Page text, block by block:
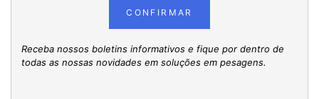
CONFIRMAR
Receba nossos boletins informativos e fique por dentro de
todas as nossas novidades em soluções em pesagens.